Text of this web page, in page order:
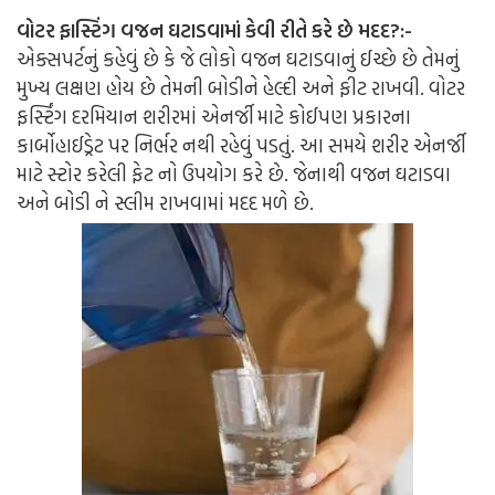
વોટર ફાસ્ટિંગ વજન ઘટાડવામાં કેવી રીતે કરે છે મદદ?:-
એક્સપર્ટનું કહેવું છે કે જે લોકો વજન ઘટાડવાનું ઈચ્છે છે તેમનું
મુખ્ય લક્ષણ હોય છે તેમની બોડીને હેલ્દી અને ફીટ રાખવી. વોટર
ફર્સ્ટિંગ દરમિયાન શરીરમાં એનર્જી માટે કોઈપણ પ્રકારના
કાર્બોહાઈડ્રેટ પર નિર્ભર નથી રહેવું પડતું. આ સમયે શરીર એનર્જી
માટે સ્ટોર કરેલી ફેટ નો ઉપયોગ કરે છે. જેનાથી વજન ઘટાડવા
અને બોડી ને સ્લીમ રાખવામાં મદદ મળે છે.